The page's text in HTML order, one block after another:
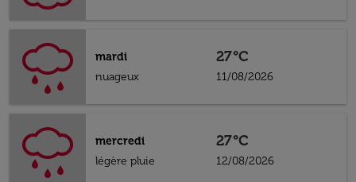
mardi
nuageux
27°C
11/08/2026
mercredi
légère pluie
27°C
12/08/2026